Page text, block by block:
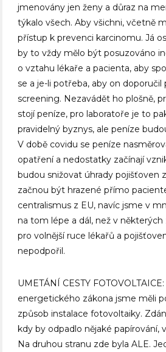
jmenovány jen ženy a důraz na
týkalo všech. Aby všichni, včetně
přístup k prevenci karcinomu. Já
by to vždy mělo být posuzováno
o vztahu lékaře a pacienta, aby
se a je-li potřeba, aby on
screening. Nezavádět ho plošně,
stojí peníze, pro laboratoře je to
pravidelný byznys, ale peníze
V době covidu se peníze
opatření a nedostatky začínají
budou snižovat úhrady pojišťoven
začnou být hrazené přímo
centralismus z EU, navíc jsme v
na tom lépe a dál, než v
pro volnější ruce lékařů a
nepodpořil.
UMETÁNÍ CESTY
energetického zákona jsme měli
způsob instalace fotovoltaiky.
kdy by odpadlo nějaké papírování,
Na druhou stranu zde byla ALE.